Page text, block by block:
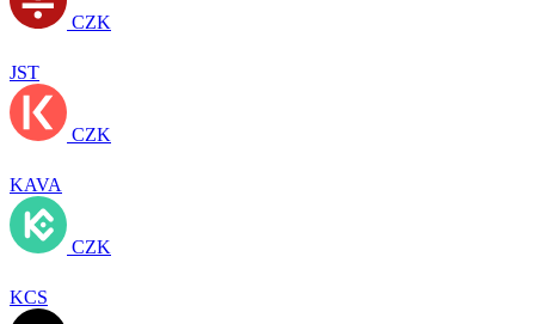
CZK
JST
CZK
KAVA
CZK
KCS